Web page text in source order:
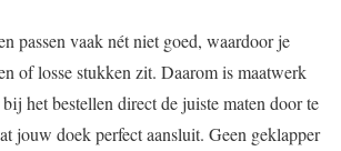
passen vaak nét niet goed, waardoor je
of losse stukken zit. Daarom is maatwerk
het bestellen direct de juiste maten door te
jouw doek perfect aansluit. Geen geklapper